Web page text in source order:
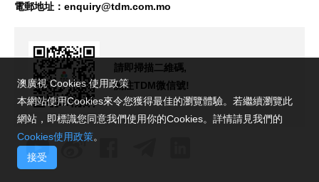
電郵地址： enquiry@tdm.com.mo
請即掃描二維碼,
關注TDM微信號!
澳廣視 Cookies 使用政策
本網站使用Cookies來令您獲得最佳的瀏覽體驗。若繼續瀏覽此
網站，即標識您同意我們使用你的Cookies。詳情請見我們的
Cookies使用政策。
接受